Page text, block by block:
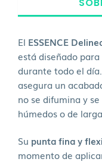
El ESSENCE
está diseñado
durante todo el
asegura un
no se difumina y
húmedos o de
Su punta fina y
momento de